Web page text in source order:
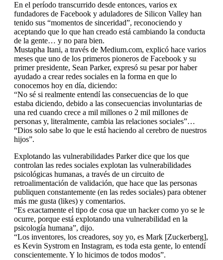
En el período transcurrido desde entonces, varios ex
fundadores de Facebook y aduladores de Silicon Valley han
tenido sus “momentos de sinceridad”, reconociendo y
aceptando que lo que han creado está cambiando la conducta
de la gente… y no para bien.
Mustapha Itani, a través de Medium.com, explicó hace varios
meses que uno de los primeros pioneros de Facebook y su
primer presidente, Sean Parker, expresó su pesar por haber
ayudado a crear redes sociales en la forma en que lo
conocemos hoy en día, diciendo:
“No sé si realmente entendí las consecuencias de lo que
estaba diciendo, debido a las consecuencias involuntarias de
una red cuando crece a mil millones o 2 mil millones de
personas y, literalmente, cambia las relaciones sociales”…
“Dios solo sabe lo que le está haciendo al cerebro de nuestros
hijos”.
Explotando las vulnerabilidades Parker dice que los que
controlan las redes sociales explotan las vulnerabilidades
psicológicas humanas, a través de un circuito de
retroalimentación de validación, que hace que las personas
publiquen constantemente (en las redes sociales) para obtener
más me gusta (likes) y comentarios.
“Es exactamente el tipo de cosa que un hacker como yo se le
ocurre, porque está explotando una vulnerabilidad en la
psicología humana”, dijo.
“Los inventores, los creadores, soy yo, es Mark [Zuckerberg],
es Kevin Systrom en Instagram, es toda esta gente, lo entendí
conscientemente. Y lo hicimos de todos modos”.